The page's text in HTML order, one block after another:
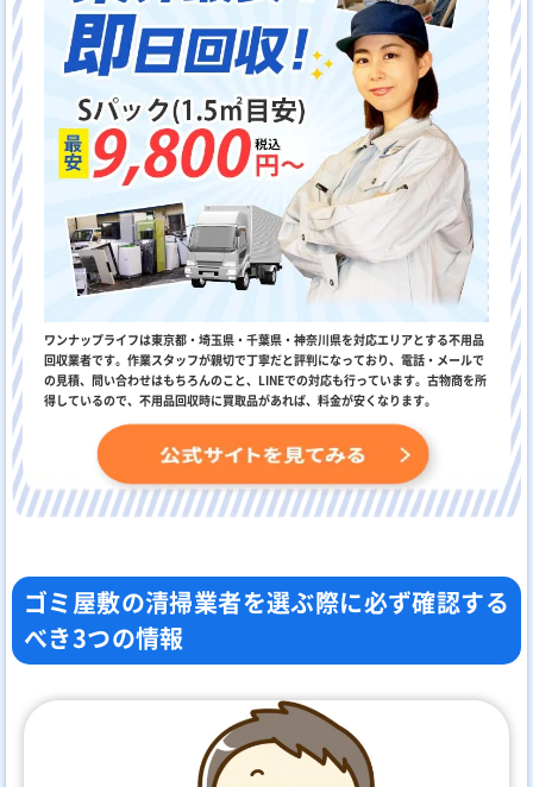
ワンナップライフは東京都・埼玉県・千葉県・神奈川県を対応エリアとする不用品
回収業者です。作業スタッフが親切で丁寧だと評判になっており、電話・メールで
の見積、問い合わせはもちろんのこと、LINEでの対応も行っています。古物商を所
得しているので、不用品回収時に買取品があれば、料金が安くなります。
ゴミ屋敷の清掃業者を選ぶ際に必ず確認する
べき3つの情報